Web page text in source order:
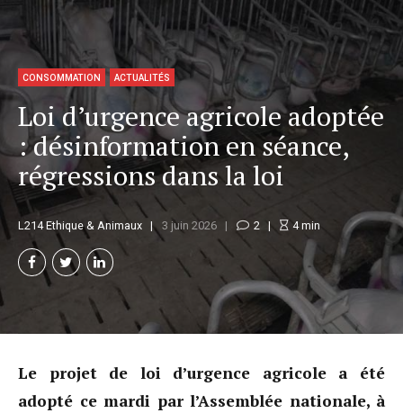
CONSOMMATION ACTUALITÉS
Loi d’urgence agricole adoptée
: désinformation en séance,
régressions dans la loi
L214 Ethique & Animaux 3 juin 2026 2 4min
Le projet de loi d’urgence agricole a été
adopté ce mardi par l’Assemblée nationale, à